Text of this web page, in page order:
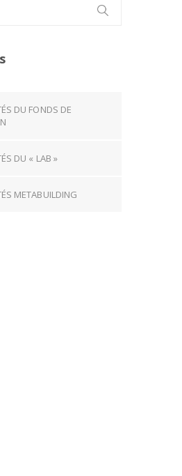
DU FONDS DE
DU « LAB »
METABUILDING